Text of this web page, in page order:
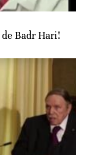
Badr Hari!